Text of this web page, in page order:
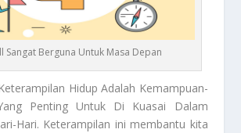
Sangat Berguna Untuk Masa Depan
Hidup Adalah Kemampuan-
Penting Untuk Di Kuasai Dalam
Hari. Keterampilan ini membantu kita